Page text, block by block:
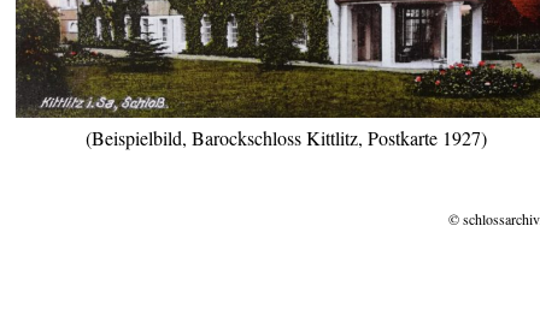
(Beispielbild, Barockschloss Kittlitz, Postkarte 1927)
©